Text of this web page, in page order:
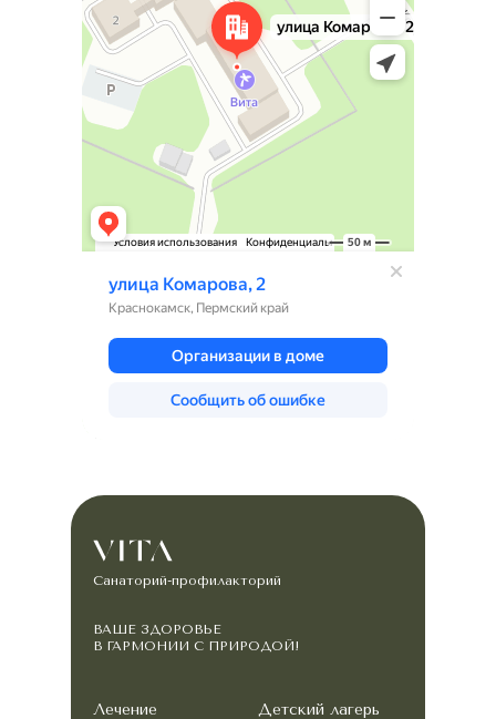
Лечение Детский лагерь
ВАШЕ ЗДОРОВЬЕ
В ГАРМОНИИ С ПРИРОДОЙ!
Санаторий-профилакторий